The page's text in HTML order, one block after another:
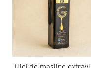
Ulei de masline